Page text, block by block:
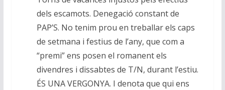
dels escamots. Denegació constant de
PAP’S. No tenim prou en treballar els caps
de setmana i festius de l’any, que com a
“premi” ens posen el romanent els
divendres i dissabtes de T/N, durant l’estiu.
ÉS UNA VERGONYA. I denota que qui ens